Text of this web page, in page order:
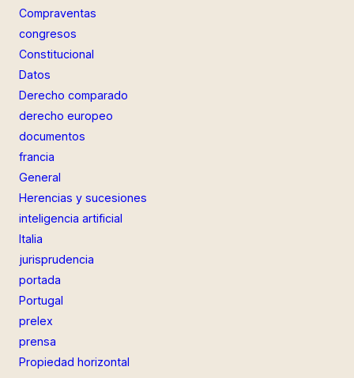
Compraventas
congresos
Constitucional
Datos
Derecho comparado
derecho europeo
documentos
francia
General
Herencias y sucesiones
inteligencia artificial
Italia
jurisprudencia
portada
Portugal
prelex
prensa
Propiedad horizontal